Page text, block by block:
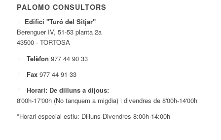
PALOMO CONSULTORS
Edifici "Turó del Sitjar"
Berenguer IV, 51-53 planta 2a
43500 - TORTOSA
Telèfon 977 44 90 33
Fax 977 44 91 33
Horari: De dilluns a dijous:
8'00h-17'00h (No tanquem a migdia) i divendres de 8'00h-14'00h
*Horari especial estiu: Dilluns-Divendres 8:00h-14:00h